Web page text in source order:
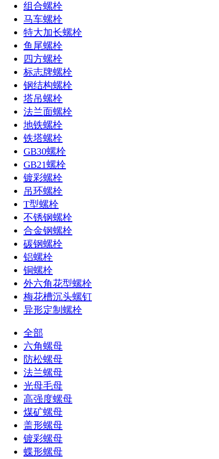
组合螺栓
马车螺栓
特大加长螺栓
鱼尾螺栓
四方螺栓
标志牌螺栓
钢结构螺栓
塔吊螺栓
法兰面螺栓
地铁螺栓
铁塔螺栓
GB30螺栓
GB21螺栓
镀彩螺栓
吊环螺栓
T型螺栓
不锈钢螺栓
合金钢螺栓
碳钢螺栓
铝螺栓
铜螺栓
外六角花型螺栓
梅花槽沉头螺钉
异形定制螺栓
全部
六角螺母
防松螺母
法兰螺母
光母毛母
高强度螺母
煤矿螺母
盖形螺母
镀彩螺母
蝶形螺母